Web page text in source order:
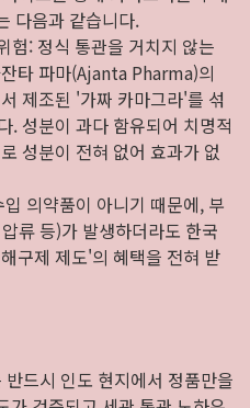
다음과 같습니다.
험: 정식 통관을 거치지 않는
타 파마(Ajanta Pharma)의
제조된 '가짜 카마그라'를 섞
. 성분이 과다 함유되어 치명적
성분이 전혀 없어 효과가 없
의약품이 아니기 때문에, 부
류 등)가 발생하더라도 한국
구제 제도'의 혜택을 전혀 받
드시 인도 현지에서 정품만을